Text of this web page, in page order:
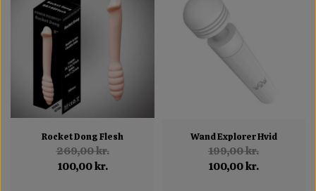
Rocket Dong Flesh
269,00 kr.
100,00 kr.
Wand Explorer Hvid
199,00 kr.
100,00 kr.